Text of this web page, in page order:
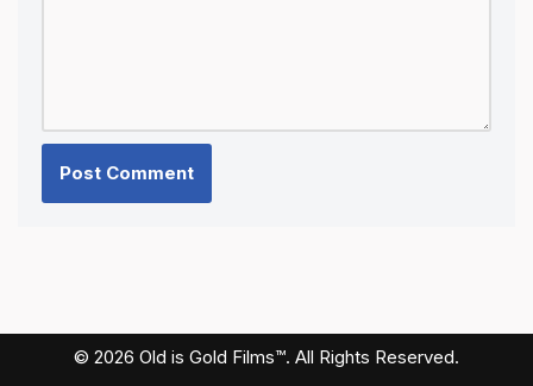
© 2026 Old is Gold Films™. All Rights Reserved.